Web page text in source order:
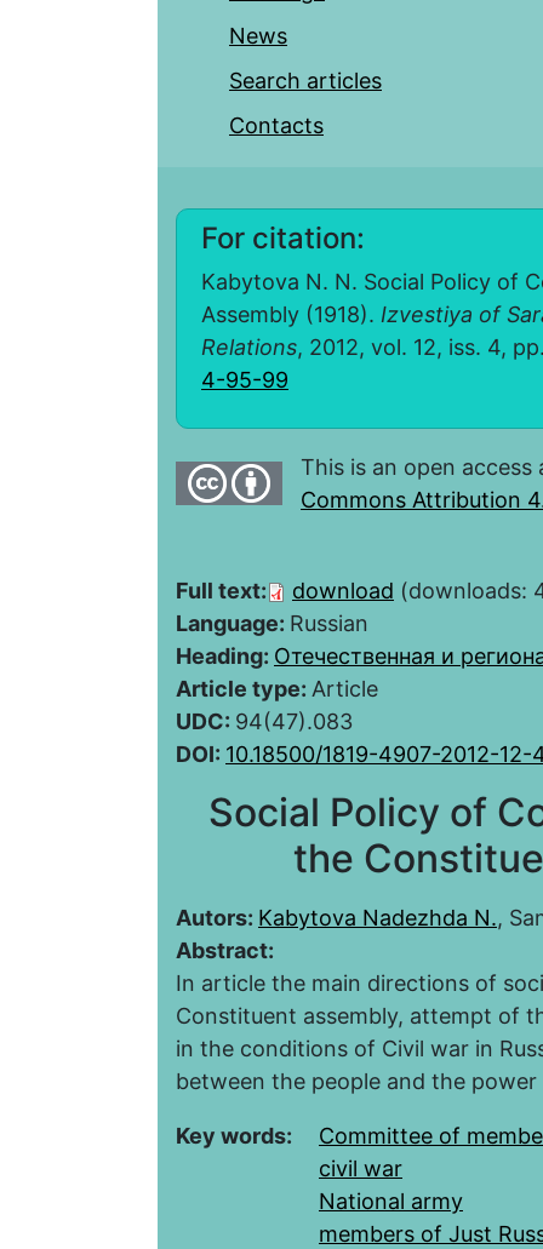
News
Search articles
Contacts
For citation:
Kabytova N. N. Social Policy of
Assembly (1918). Izvestiya of
Relations, 2012, vol. 12, iss. 4,
4-95-99
This is an open
Commons Attribution
Full text: download (downloads:
Language: Russian
Heading: Отечественная и
Article type: Article
UDC: 94(47).083
DOI: 10.18500/1819-4907-2012-
Social Policy of
the
Autors: Kabytova Nadezhda N.,
Abstract:
In article the main directions of
Constituent assembly, attempt of
in the conditions of Civil war in
between the people and the power
Key words:
Committee of
civil war
National army
members of Just